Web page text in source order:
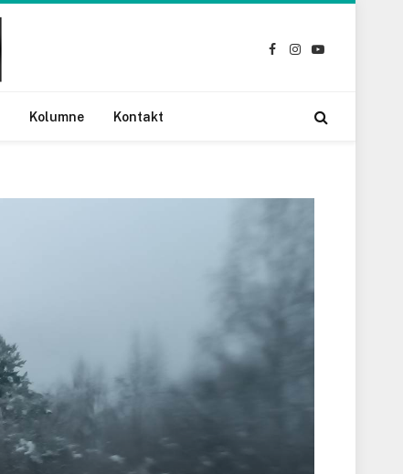
Facebook
Instagram
YouTube
Kolumne Kontakt